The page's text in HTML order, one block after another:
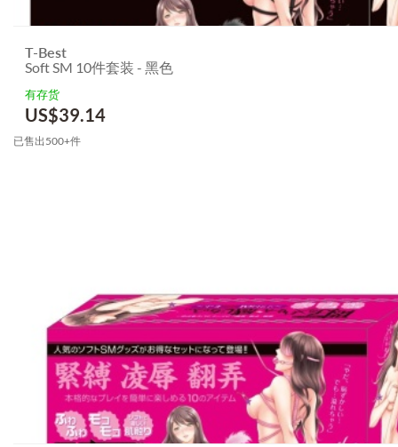
T-Best
Soft SM 10件套装 - 黑色
有存货
US$39.14
已售出500+件